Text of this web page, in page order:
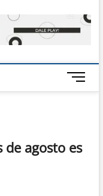
B
o
d
e
de agosto es